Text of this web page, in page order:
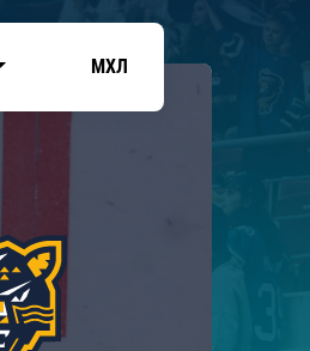
МХЛ